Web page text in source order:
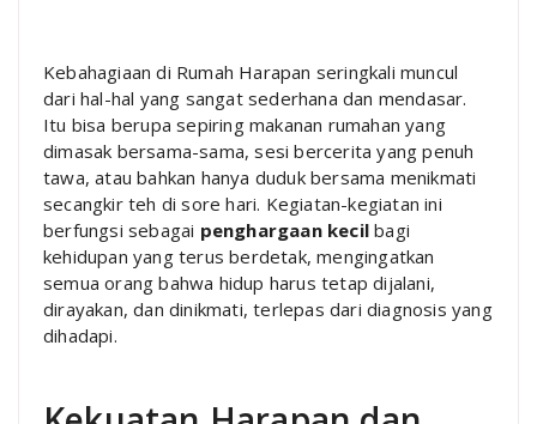
Kebahagiaan di Rumah Harapan seringkali muncul
dari hal-hal yang sangat sederhana dan mendasar.
Itu bisa berupa sepiring makanan rumahan yang
dimasak bersama-sama, sesi bercerita yang penuh
tawa, atau bahkan hanya duduk bersama menikmati
secangkir teh di sore hari. Kegiatan-kegiatan ini
berfungsi sebagai penghargaan kecil bagi
kehidupan yang terus berdetak, mengingatkan
semua orang bahwa hidup harus tetap dijalani,
dirayakan, dan dinikmati, terlepas dari diagnosis yang
dihadapi.